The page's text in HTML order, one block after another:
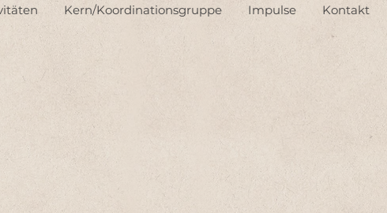
Kern/Koordinationsgruppe Impulse Kontakt